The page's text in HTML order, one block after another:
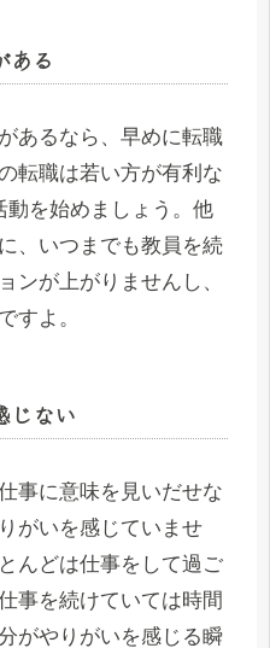
ある
あるなら、早めに転職
転職は若い方が有利な
動を始めましょう。他
、いつまでも教員を続
ンが上がりませんし、
すよ。
じない
事に意味を見いだせな
がいを感じていませ
んどは仕事をして過ご
事を続けていては時間
がやりがいを感じる瞬